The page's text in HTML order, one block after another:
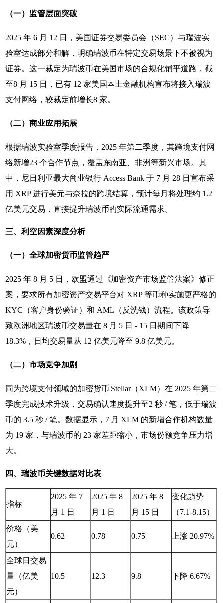
（一）监管层面突破
2025 年 6 月 12 日，美国证券交易委员会（SEC）与瑞波实
验室达成部分和解，明确瑞波币在特定交易场景下不被视为
证券。这一裁定为瑞波币在美国市场的合规化铺平道路，截
至8 月 15 日，已有 12 家美国本土金融机构宣布将接入瑞波
支付网络，较裁定前增长8 家。
（二）商业应用拓展
根据瑞波实验室季度报告，2025 年第二季度，其跨境支付网
络新增23 个合作节点，覆盖东南亚、非洲等新兴市场。其
中，尼日利亚最大商业银行 Access Bank 于 7 月 28 日宣布采
用 XRP 进行美元与奈拉的跨境结算，预计每月将处理约 1.2
亿美元交易，直接提升瑞波币的实际流通需求。
三、利空因素深度分析
（一）全球加密货币监管趋严
2025 年 8 月 5 日，欧盟通过《加密资产市场监管法案》修正
案，要求所有加密资产交易平台对 XRP 等币种实施更严格的
KYC（客户身份验证）和 AML（反洗钱）流程。该政策导
致欧洲地区瑞波币交易量在 8 月 5 日 - 15 日期间下降
18.3%，日均交易量从 12 亿美元降至 9.8 亿美元。
（二）市场竞争加剧
同为跨境支付领域的加密货币 Stellar（XLM）在 2025 年第二
季度完成技术升级，交易确认速度提升至2 秒 / 笔，低于瑞波
币的 3.5 秒 / 笔。数据显示，7 月 XLM 的新增合作机构数量
为 19 家，与瑞波币的 23 家差距缩小，市场份额竞争压力增
大。
四、瑞波币关键数据对比表
指标
2025 年 7
月 1 日
2025 年 8
月 1 日
2025 年 8
月 15 日
变化趋势
（7.1-8.15）
价格（美
元）
0.62 0.78 0.75 上涨 20.97%
全球日交易
量（亿美
元）
10.5 12.3 9.8 下降 6.67%